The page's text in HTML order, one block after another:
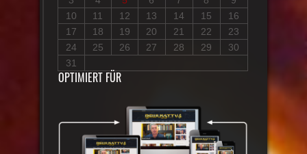
10
11 12 13 14 15
16
17
18 19 20 21 22
23
24
25 26 27 28 29
30
31
OPTIMIERT FÜR